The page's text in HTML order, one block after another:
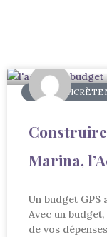
AGIR
Marina,
Un budget GPS
Avec un
de vos